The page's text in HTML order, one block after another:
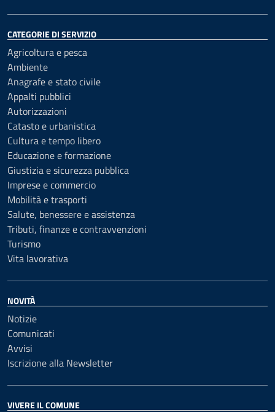
CATEGORIE DI SERVIZIO
Agricoltura e pesca
Ambiente
Anagrafe e stato civile
Appalti pubblici
Autorizzazioni
Catasto e urbanistica
Cultura e tempo libero
Educazione e formazione
Giustizia e sicurezza pubblica
Imprese e commercio
Mobilità e trasporti
Salute, benessere e assistenza
Tributi, finanze e contravvenzioni
Turismo
Vita lavorativa
NOVITÀ
Notizie
Comunicati
Avvisi
Iscrizione alla Newsletter
VIVERE IL COMUNE